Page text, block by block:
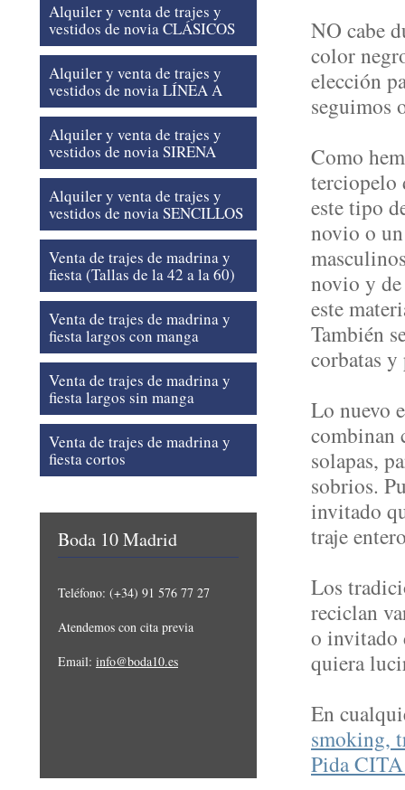
NO cabe
color
elección
seguimos
Como
terciopelo
este tipo
novio o
novio y
este
También
corbatas
Lo nuevo
combinan
solapas,
sobrios.
invitado
traje
Los
reciclan
o invitado
quiera
En
smoking,
Pida
Alquiler y venta de trajes y
vestidos de novia CLÁSICOS
Alquiler y venta de trajes y
vestidos de novia LÍNEA A
Alquiler y venta de trajes y
vestidos de novia SIRENA
Alquiler y venta de trajes y
vestidos de novia SENCILLOS
Venta de trajes de madrina y
fiesta (Tallas de la 42 a la 60)
Venta de trajes de madrina y
fiesta largos con manga
Venta de trajes de madrina y
fiesta largos sin manga
Venta de trajes de madrina y
fiesta cortos
Boda 10 Madrid
Teléfono: (+34) 91 576 77 27
Atendemos con cita previa
Email: info@boda10.es